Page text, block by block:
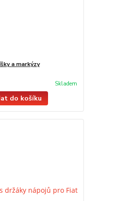
a markýzy
Skladem
do košíku